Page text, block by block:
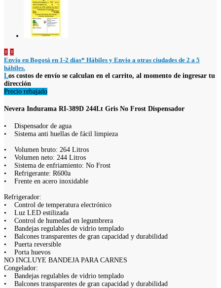
 
Envío en Bogotá en 1-2 días* Hábiles y Envío a otras ciudades de 2 a 5
hábiles.
Los costos de envío se calculan en el carrito, al momento de ingresar tu
dirección
Precio rebajado
Nevera Indurama RI-389D 244Lt Gris No Frost Dispensador
• Dispensador de agua
• Sistema anti huellas de fácil limpieza
• Volumen bruto: 264 Litros
• Volumen neto: 244 Litros
• Sistema de enfriamiento: No Frost
• Refrigerante: R600a
• Frente en acero inoxidable
Refrigerador:
• Control de temperatura electrónico
• Luz LED estilizada
• Control de humedad en legumbrera
• Bandejas regulables de vidrio templado
• Balcones transparentes de gran capacidad y durabilidad
• Puerta reversible
• Porta huevos
NO INCLUYE BANDEJA PARA CARNES
Congelador:
• Bandejas regulables de vidrio templado
• Balcones transparentes de gran capacidad y durabilidad